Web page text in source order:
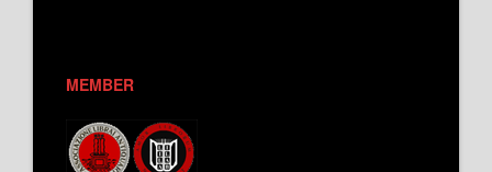
MEMBER